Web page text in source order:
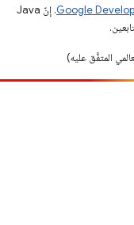
. إنّ Java